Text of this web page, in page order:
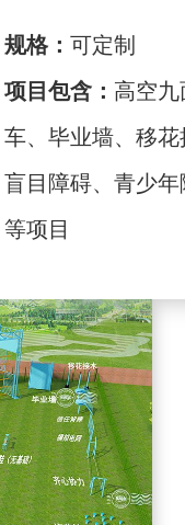
规格： 可定制
项目包含： 高空
车、毕业墙、移
盲目障碍、青少
等项目